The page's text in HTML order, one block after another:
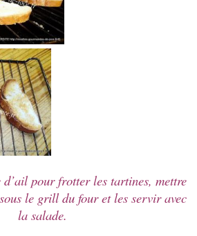
d’ail pour frotter les tartines, mettre
le grill du four et les servir avec
la salade.